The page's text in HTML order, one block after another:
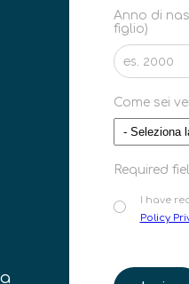
Anno di
figlio)
Come sei
Required
I have
Policy